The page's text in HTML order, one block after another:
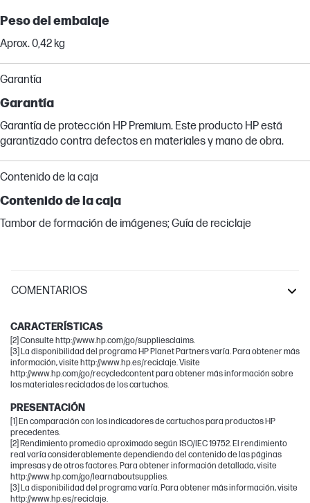
Peso del embalaje
Aprox. 0,42 kg
Garantía
Garantía
Garantía de protección HP Premium. Este producto HP está
garantizado contra defectos en materiales y mano de obra.
Contenido de la caja
Contenido de la caja
Tambor de formación de imágenes; Guía de reciclaje
COMENTARIOS
CARACTERÍSTICAS
[2] Consulte http://www.hp.com/go/suppliesclaims.
[3] La disponibilidad del programa HP Planet Partners varía. Para obtener más
información, visite http://www.hp.es/reciclaje. Visite
http://www.hp.com/go/recycledcontent para obtener más información sobre
los materiales reciclados de los cartuchos.
PRESENTACIÓN
[1] En comparación con los indicadores de cartuchos para productos HP
precedentes.
[2] Rendimiento promedio aproximado según ISO/IEC 19752. El rendimiento
real varía considerablemente dependiendo del contenido de las páginas
impresas y de otros factores. Para obtener información detallada, visite
http://www.hp.com/go/learnaboutsupplies.
[3] La disponibilidad del programa varía. Para obtener más información, visite
http://www.hp.es/reciclaje.